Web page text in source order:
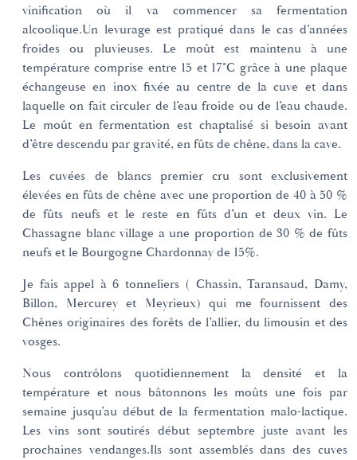
vinification où il va commencer sa fermentation
alcoolique.Un levurage est pratiqué dans le cas d’années
froides ou pluvieuses. Le moût est maintenu à une
température comprise entre 15 et 17°C grâce à une plaque
échangeuse en inox fixée au centre de la cuve et dans
laquelle on fait circuler de l’eau froide ou de l’eau chaude.
Le moût en fermentation est chaptalisé si besoin avant
d’être descendu par gravité, en fûts de chêne, dans la cave.
Les cuvées de blancs premier cru sont exclusivement
élevées en fûts de chêne avec une proportion de 40 à 50 %
de fûts neufs et le reste en fûts d’un et deux vin. Le
Chassagne blanc village a une proportion de 30 % de fûts
neufs et le Bourgogne Chardonnay de 15%.
Je fais appel à 6 tonneliers ( Chassin, Taransaud, Damy,
Billon, Mercurey et Meyrieux) qui me fournissent des
Chênes originaires des forêts de l’allier, du limousin et des
vosges.
Nous contrôlons quotidiennement la densité et la
température et nous bâtonnons les moûts une fois par
semaine jusqu’au début de la fermentation malo-lactique.
Les vins sont soutirés début septembre juste avant les
prochaines vendanges.Ils sont assemblés dans des cuves